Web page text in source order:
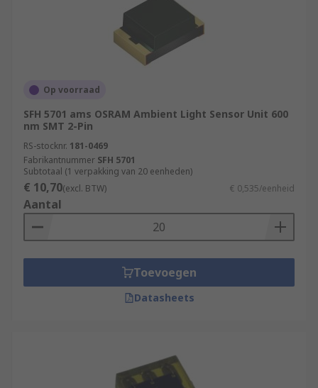
Op voorraad
SFH 5701 ams OSRAM Ambient Light Sensor Unit 600
nm SMT 2-Pin
RS-stocknr. 181-0469
Fabrikantnummer SFH 5701
Subtotaal (1 verpakking van 20 eenheden)
€ 10,70(excl. BTW) € 0,535/eenheid
Aantal
Toevoegen
Datasheets